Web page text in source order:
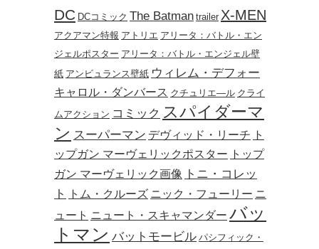
DC DCコミック The Batman trailer X-MEN
アクアマン特報 アトリエ アリータ：バトル・エン
ジェルポスター アリータ：バトル・エンジェル壁
紙 アンビュランス壁紙 ウィレム・デフォー
キャロル・ダンバース クチュリエ―ル クライ
ムアクション コミック スパイダーマ
ン スーパーマン デヴィッド・リーチ ト
ップガン マーヴェリックポスター トップ
ガン マーヴェリック画像 トニ・コレッ
ト
トム・クルーズ ニック・フューリー ニ
ュート ニュート・スキャマンダー バッ
トマン バットモービル パシフィック・